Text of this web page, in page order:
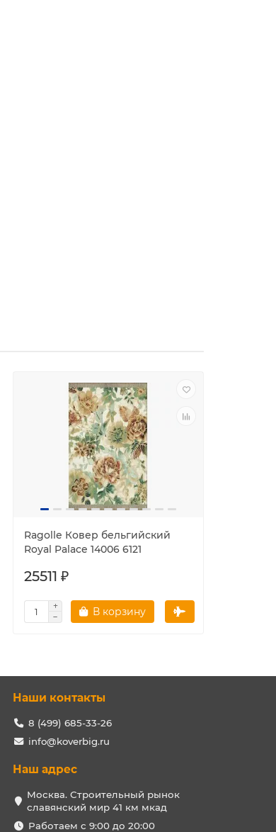
Ragolle Ковер бельгийский
Royal Palace 14006 6121
25511 ₽
В корзину
Наши контакты
8 (499) 685-33-26
info@koverbig.ru
Наш адрес
Москва. Строительный рынок
славянский мир 41 км мкад
Работаем с 9:00 до 20:00